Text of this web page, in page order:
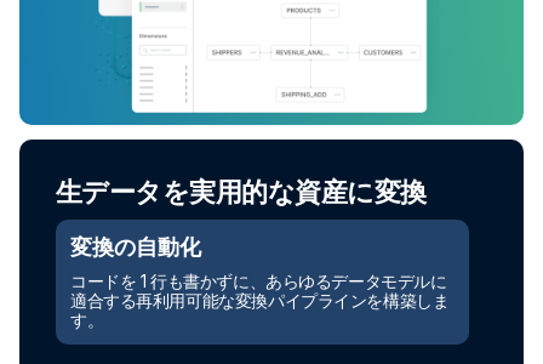
生データを実用的な資産に変換
変換の自動化
コードを 1 行も書かずに、あらゆるデータモデルに
適合する再利用可能な変換パイプラインを構築しま
す。